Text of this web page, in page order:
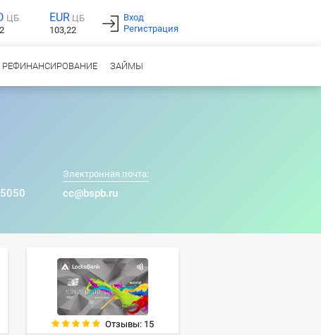
ЦБ
EUR ЦБ
103,22
Вход
Регистрация
РЕФИНАНСИРОВАНИЕ ЗАЙМЫ
Электронная почта:
cc@bspb.ru
Отзывы: 15